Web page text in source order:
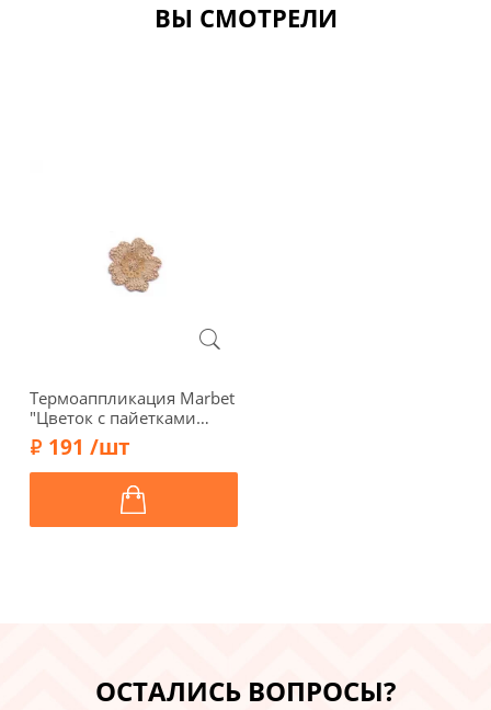
ВЫ СМОТРЕЛИ
Термоаппликация Marbet
"Цветок с пайетками
бежевый", d 3 см,
569471.E
191 /шт
ОСТАЛИСЬ ВОПРОСЫ?